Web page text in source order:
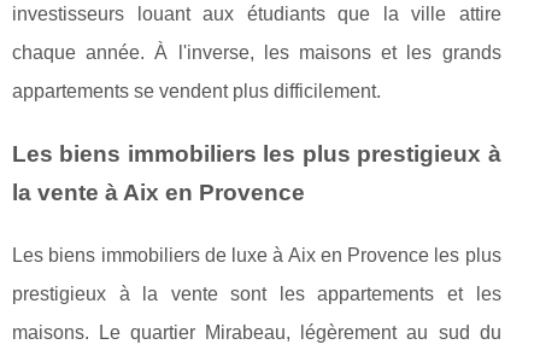
investisseurs louant aux étudiants que la ville attire
chaque année. À l'inverse, les maisons et les grands
appartements se vendent plus difficilement.
Les biens immobiliers les plus prestigieux à
la vente à Aix en Provence
Les biens immobiliers de luxe à Aix en Provence les plus
prestigieux à la vente sont les appartements et les
maisons. Le quartier Mirabeau, légèrement au sud du